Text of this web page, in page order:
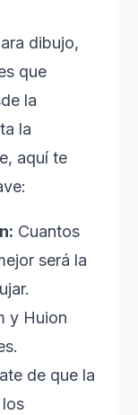
dibujo,
que
la
la
aquí te
Cuantos
será la
y Huion
de que la